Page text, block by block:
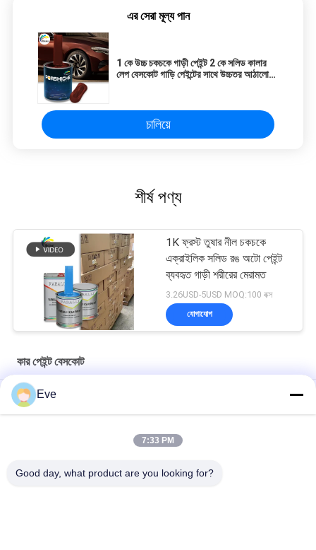
এর সেরা মূল্য পান
1 কে উচ্চ চকচকে গাড়ী পেইন্ট 2 কে সলিড কালার
লেপ বেসকোট গাড়ি পেইন্টের সাথে উচ্চতর আঠালো
চালিয়ে
শীর্ষ পণ্য
1K ফ্রস্ট তুষার নীল চকচকে
এক্রাইলিক সলিড রঙ অটো পেইন্ট
ব্যবহৃত গাড়ী শরীরের মেরামত
3.26USD-5USD MOQ:100 বক্স
যোগাযোগ
কার পেইন্ট বেসকোট
মাল্টিফাংশনাল কার পেইন্ট বেসকোট আর্দ্রতা প্রতিরোধী ইউভি প্রতিরোধী
উজ্জ্বল নীল গাড়ী পেইন্ট বেসকোট এক্রাইলিক স্প্রে আবহাওয়া প্রতিরোধী
Eve
7:33 PM
Good day, what product are you looking for?